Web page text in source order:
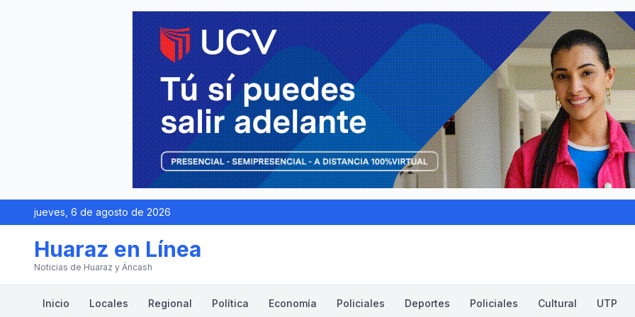
jueves, 6 de agosto de 2026
Huaraz en Línea
Noticias de Huaraz y Áncash
Inicio Locales Regional Política Economía Policiales Deportes Policiales Cultural UTP